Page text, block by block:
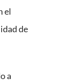
el
de
a